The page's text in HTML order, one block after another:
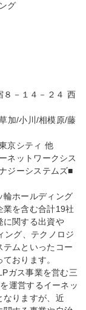
グ
８－１４－２４ 西
加/小川/相模原/藤
京シティ 他
ネットワークシス
ジーシステムズ■
輪ホールディング
業を含む合計19社
に関する出資や
ング、テクノロジ
テムといったコー
おります。
ガス事業を営む三
運営するイーネッ
なりますが、近